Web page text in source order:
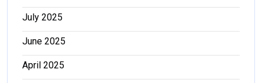
July 2025
June 2025
April 2025